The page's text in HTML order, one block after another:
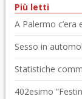
Più letti
A Palermo c’era
Sesso in
Statistiche
402esimo